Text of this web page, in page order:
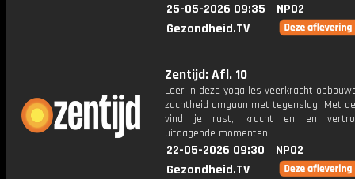
25-05-2026 09:35
NPO2
Gezondheid.TV
Zentijd: Afl. 10
Leer in deze yoga les veerkracht
zachtheid omgaan met tegenslag. Met
vind je rust, kracht en en
uitdagende momenten.
22-05-2026 09:30
NPO2
Gezondheid.TV